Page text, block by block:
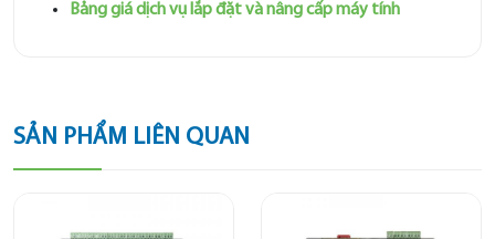
Bảng giá dịch vụ lắp đặt và nâng cấp máy tính
SẢN PHẨM LIÊN QUAN